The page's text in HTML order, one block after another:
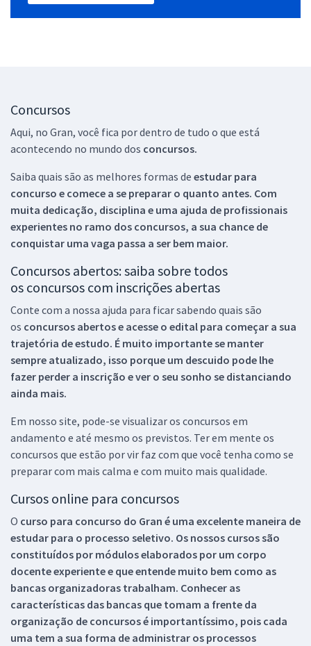
Concursos
Aqui, no Gran, você fica por dentro de tudo o que está
acontecendo no mundo dos concursos.
Saiba quais são as melhores formas de estudar para
concurso e comece a se preparar o quanto antes. Com
muita dedicação, disciplina e uma ajuda de profissionais
experientes no ramo dos concursos, a sua chance de
conquistar uma vaga passa a ser bem maior.
Concursos abertos: saiba sobre todos
os concursos com inscrições abertas
Conte com a nossa ajuda para ficar sabendo quais são
os concursos abertos e acesse o edital para começar a sua
trajetória de estudo. É muito importante se manter
sempre atualizado, isso porque um descuido pode lhe
fazer perder a inscrição e ver o seu sonho se distanciando
ainda mais.
Em nosso site, pode-se visualizar os concursos em
andamento e até mesmo os previstos. Ter em mente os
concursos que estão por vir faz com que você tenha como se
preparar com mais calma e com muito mais qualidade.
Cursos online para concursos
O curso para concurso do Gran é uma excelente maneira de
estudar para o processo seletivo. Os nossos cursos são
constituídos por módulos elaborados por um corpo
docente experiente e que entende muito bem como as
bancas organizadoras trabalham. Conhecer as
características das bancas que tomam a frente da
organização de concursos é importantíssimo, pois cada
uma tem a sua forma de administrar os processos